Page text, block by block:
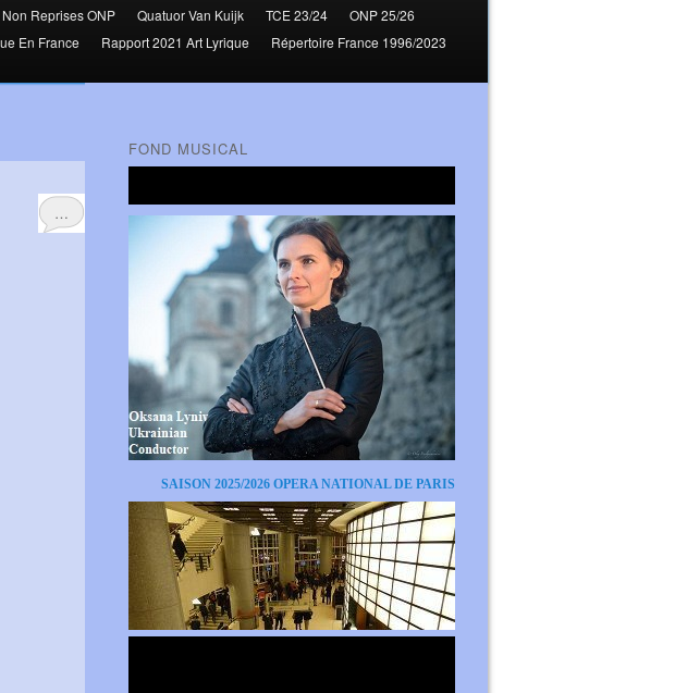
Non Reprises ONP Quatuor Van Kuijk TCE 23/24
ONP 25/26
En France Rapport 2021 Art Lyrique
Répertoire France 1996/2023
…
FOND MUSICAL
SAISON 2025/2026 OPERA NATIONAL DE PARIS